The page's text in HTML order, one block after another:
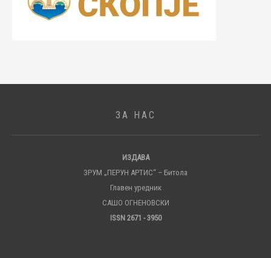
ЗА НАС
ИЗДАВА
ЗРУМ „ПЕРУН АРТИС“ – Битола
Главен уредник
САШО ОГНЕНОВСКИ
ISSN 2671 - 3950